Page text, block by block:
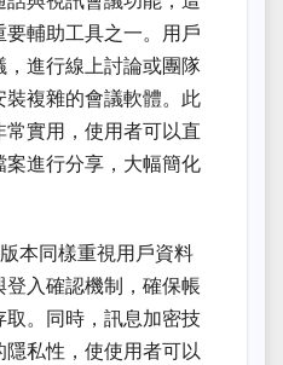
輔助工具之一。用戶
進行線上討論或團隊
複雜的會議軟體。此
實用，使用者可以直
進行分享，大幅簡化
本同樣重視用戶資料
入確認機制，確保帳
。同時，訊息加密技
私性，使使用者可以